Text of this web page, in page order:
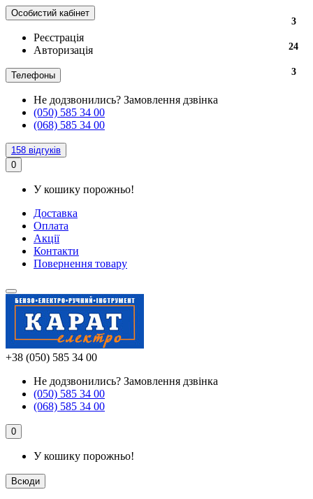
Особистий кабінет
Реєстрація
Авторизація
Телефоны
Не додзвонились? Замовлення дзвінка
(050) 585 34 00
(068) 585 34 00
158 відгуків
0
У кошику порожньо!
Доставка
Оплата
Акції
Контакти
Повернення товару
+38 (050) 585 34 00
Не додзвонились? Замовлення дзвінка
(050) 585 34 00
(068) 585 34 00
0
У кошику порожньо!
Всюди
3
24
3